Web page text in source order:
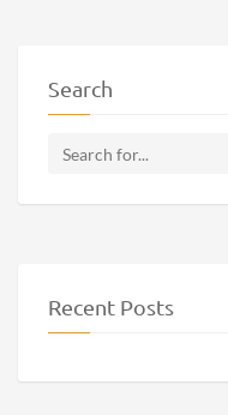
Search
Recent Posts